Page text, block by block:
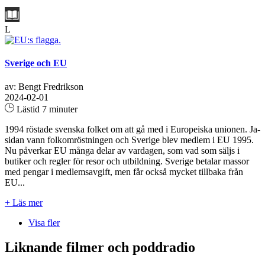
L
Sverige och EU
av: Bengt Fredrikson
2024-02-01
Lästid 7 minuter
1994 röstade svenska folket om att gå med i Europeiska unionen. Ja-
sidan vann folkomröstningen och Sverige blev medlem i EU 1995.
Nu påverkar EU många delar av vardagen, som vad som säljs i
butiker och regler för resor och utbildning. Sverige betalar massor
med pengar i medlemsavgift, men får också mycket tillbaka från
EU...
+ Läs mer
Visa fler
Liknande filmer och poddradio